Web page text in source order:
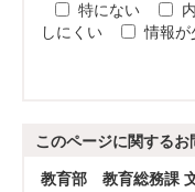
特にない
しにくい
情報が
このページに関するお
教育部 教育総務課